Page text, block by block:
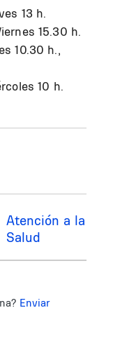
13 h.
15.30 h.
10.30 h.,
10 h.
Atención a la
Salud
Enviar